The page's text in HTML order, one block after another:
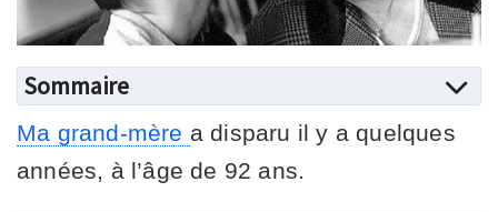
Sommaire
Ma grand-mère a disparu il y a quelques
années, à l’âge de 92 ans.